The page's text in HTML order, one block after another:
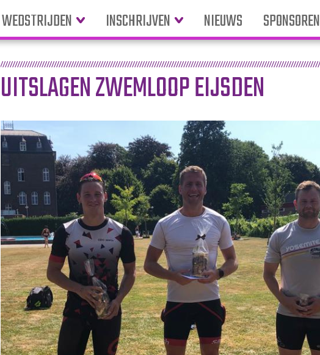
WEDSTRIJDEN INSCHRIJVEN NIEUWS SPONSOREN
UITSLAGEN ZWEMLOOP EIJSDEN